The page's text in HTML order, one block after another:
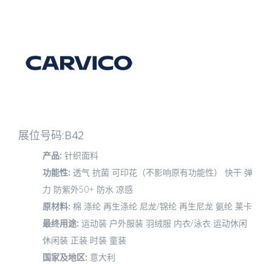
展位号码:B42
产品: 针织面料
功能性: 透气 抗菌 可印花（不影响原有功能性） 快干 弹
力 防紫外50+ 防水 凉感
原材料: 棉 涤纶 再生涤纶 尼龙/锦纶 再生尼龙 氨纶 莱卡
最终用途: 运动装 户外服装 羽绒服 内衣/泳衣 运动休闲
休闲装 正装 时装 童装
国家及地区: 意大利